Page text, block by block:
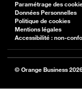
Paramétrage des
Données Personnelles
Politique de cookies
Mentions légales
Accessibilité : non-
© Orange Business